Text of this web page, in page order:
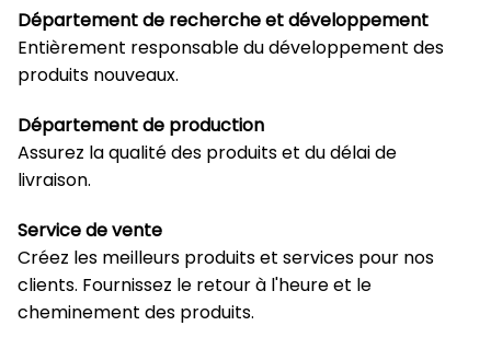
Département de recherche et développement
Entièrement responsable du développement des
produits nouveaux.
Département de production
Assurez la qualité des produits et du délai de
livraison.
Service de vente
Créez les meilleurs produits et services pour nos
clients. Fournissez le retour à l'heure et le
cheminement des produits.